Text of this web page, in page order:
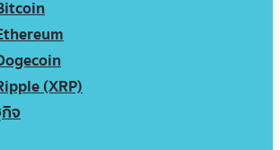
(XRP)
จ